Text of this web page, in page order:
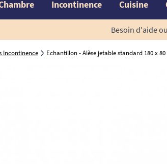
Incontinence Cuisine
Besoin d'aide
Incontinence Echantillon - Alèse jetable standard 180 x 80